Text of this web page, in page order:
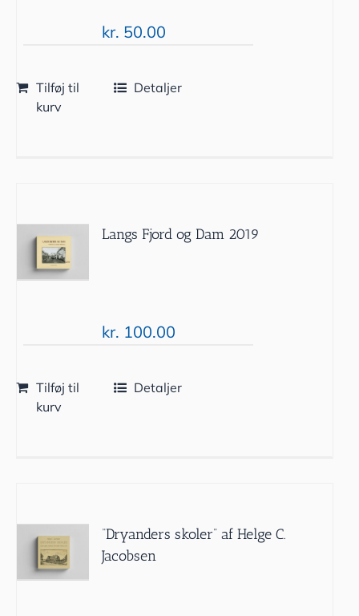
kr. 50.00
Tilføj til
kurv
Detaljer
Langs Fjord og Dam 2019
kr. 100.00
Tilføj til
kurv
Detaljer
“Dryanders skoler” af Helge C.
Jacobsen